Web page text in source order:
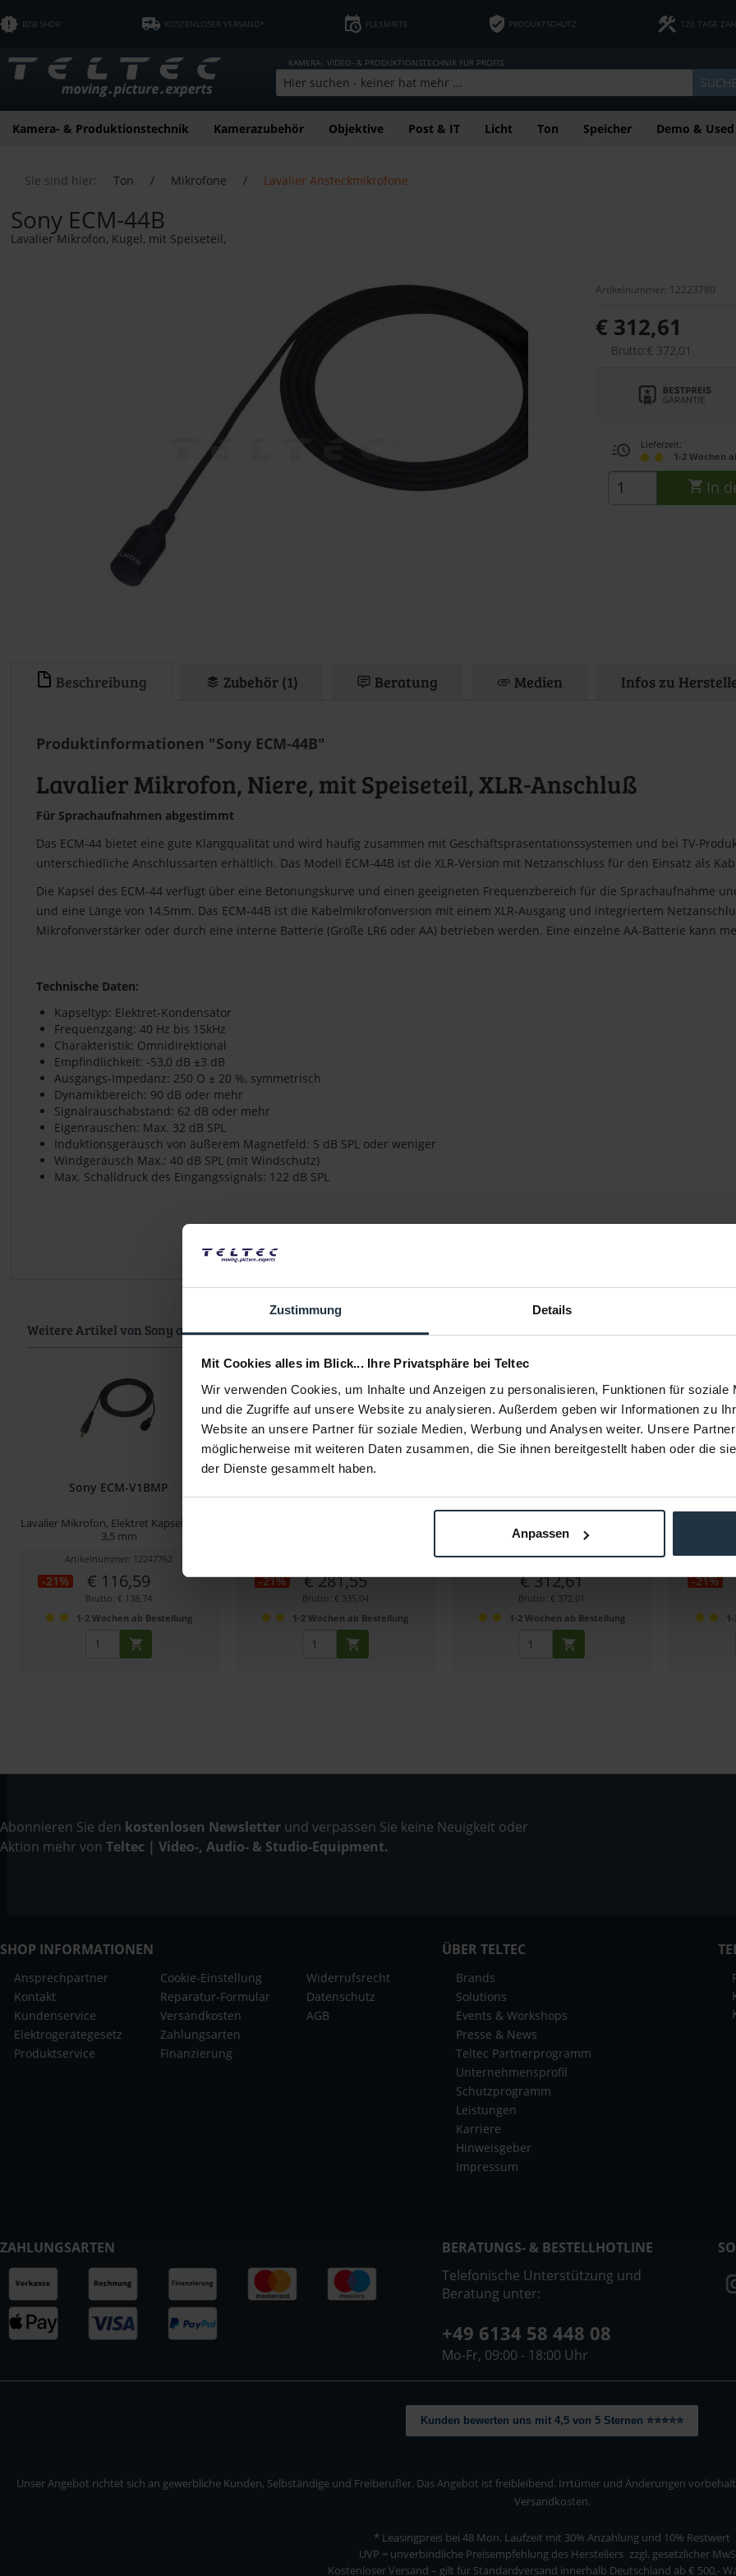
Zustimmung Details
Mit Cookies alles im Blick... Ihre Privatsphäre bei Teltec
Wir verwenden Cookies, um Inhalte und Anzeigen zu personalisieren, Funktionen für soziale
und die Zugriffe auf unsere Website zu analysieren. Außerdem geben wir Informationen zu
Website an unsere Partner für soziale Medien, Werbung und Analysen weiter. Unsere
möglicherweise mit weiteren Daten zusammen, die Sie ihnen bereitgestellt haben oder die
der Dienste gesammelt haben.
Anpassen
B2B SHOP KOSTENLOSER VERSAND* FLEXMIETE PRODUKTSCHUTZ 120 TAGE
KAMERA-, VIDEO- & PRODUKTIONSTECHNIK FÜR PROFIS
Kamera- & Produktionstechnik Kamerazubehör Objektive Post & IT Licht Ton Speicher Demo & Used
Sie sind hier: Ton / Mikrofone / Lavalier Ansteckmikrofone
Sony ECM-44B
Lavalier Mikrofon, Kugel, mit Speiseteil,
Artikelnummer: 12223780
€ 312,61
Brutto:€ 372,01
Lieferzeit:
1-2 Wochen
In
Beschreibung Zubehör (1) Beratung Medien Infos zu
Produktinformationen "Sony ECM-44B"
Lavalier Mikrofon, Niere, mit Speiseteil, XLR-Anschluß
Für Sprachaufnahmen abgestimmt
Das ECM-44 bietet eine gute Klangqualität und wird häufig zusammen mit Geschäftspräsentationssystemen und bei TV-
unterschiedliche Anschlussarten erhältlich. Das Modell ECM-44B ist die XLR-Version mit Netzanschluss für den Einsatz als
Die Kapsel des ECM-44 verfügt über eine Betonungskurve und einen geeigneten Frequenzbereich für die Sprachaufnahme
und eine Länge von 14,5mm. Das ECM-44B ist die Kabelmikrofonversion mit einem XLR-Ausgang und integriertem
Mikrofonverstärker oder durch eine interne Batterie (Größe LR6 oder AA) betrieben werden. Eine einzelne AA-Batterie kann
Technische Daten:
Kapseltyp: Elektret-Kondensator
Frequenzgang: 40 Hz bis 15kHz
Charakteristik: Omnidirektional
Empfindlichkeit: -53,0 dB ±3 dB
Ausgangs-Impedanz: 250 O ± 20 %, symmetrisch
Dynamikbereich: 90 dB oder mehr
Signalrauschabstand: 62 dB oder mehr
Eigenrauschen: Max. 32 dB SPL
Induktionsgeräusch von äußerem Magnetfeld: 5 dB SPL oder weniger
Windgeräusch Max.: 40 dB SPL (mit Windschutz)
Max. Schalldruck des Eingangssignals: 122 dB SPL
Weitere Artikel von Sony ansehen
Sony ECM-V1BMP
Lavalier Mikrofon, Elektret Kapsel, Kugel,
3,5 mm
Artikelnummer: 12247762
-21% € 116,59
Brutto: € 138,74
1-2 Wochen ab Bestellung
-21% € 281,55
Brutto: € 335,04
1-2 Wochen ab Bestellung
Artikelnummer: 12223780
€ 312,61
Brutto: € 372,01
1-2 Wochen ab Bestellung
-21%
Abonnieren Sie den kostenlosen Newsletter und verpassen Sie keine Neuigkeit oder
Aktion mehr von Teltec | Video-, Audio- & Studio-Equipment.
SHOP INFORMATIONEN
Ansprechpartner
Kontakt
Kundenservice
Elektrogerätegesetz
Produktservice
Cookie-Einstellung
Reparatur-Formular
Versandkosten
Zahlungsarten
Finanzierung
Widerrufsrecht
Datenschutz
AGB
ÜBER TELTEC
Brands
Solutions
Events & Workshops
Presse & News
Teltec Partnerprogramm
Unternehmensprofil
Schutzprogramm
Leistungen
Karriere
Hinweisgeber
Impressum
ZAHLUNGSARTEN
BERATUNGS- & BESTELLHOTLINE
Telefonische Unterstützung und
Beratung unter:
+49 6134 58 448 08
Mo-Fr, 09:00 - 18:00 Uhr
Kunden bewerten uns mit 4,5 von 5 Sternen ⭐⭐⭐⭐⭐
Unser Angebot richtet sich an gewerbliche Kunden, Selbständige und Freiberufler. Das Angebot ist freibleibend. Irrtümer und Änderungen
Versandkosten.
* Leasingpreis bei 48 Mon. Laufzeit mit 30% Anzahlung und 10% Restwert
UVP = unverbindliche Preisempfehlung des Herstellers zzgl. gesetzlicher
Kostenloser Versand – gilt für Standardversand innerhalb Deutschland ab € 500,-